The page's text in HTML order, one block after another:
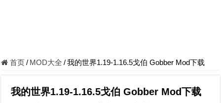
首页/ MOD大全 /我的世界1.19-1.16.5戈伯 Gobber Mod下载
我的世界1.19-1.16.5戈伯 Gobber Mod下载